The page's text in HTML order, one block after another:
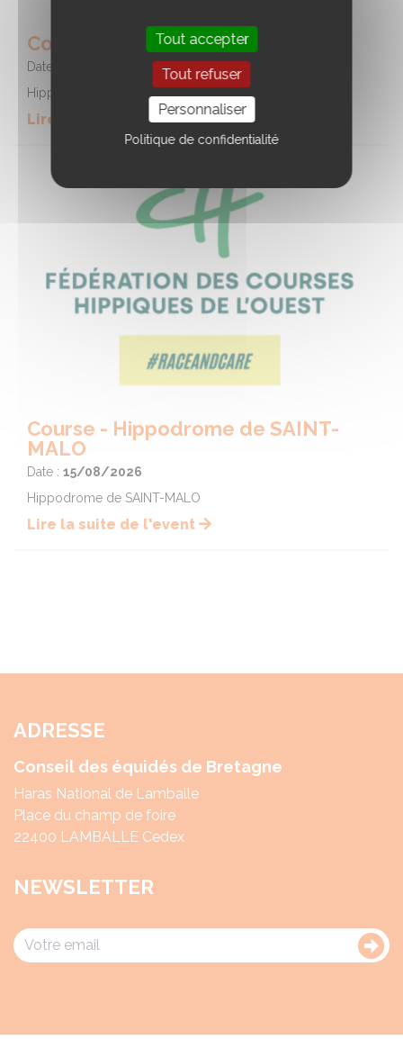
Course - Hippodrome de REDON
Date :
Hippodrome de REDON
Lire la suite de l'event
Course - Hippodrome de SAINT-
MALO
Date : 15/08/2026
Hippodrome de SAINT-MALO
Lire la suite de l'event
ADRESSE
Conseil des équidés de Bretagne
Haras National de Lamballe
Place du champ de foire
22400 LAMBALLE Cedex
NEWSLETTER
Tout accepter
Tout refuser
Personnaliser
Politique de confidentialité